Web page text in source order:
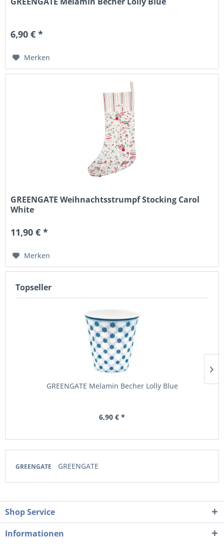
6,90 € *
Merken
GREENGATE Weihnachtsstrumpf Stocking Carol
White
11,90 € *
Merken
Topseller
GREENGATE Melamin Becher Lolly Blue
6,90 € *
GREENGATE GREENGATE
Shop Service
Informationen